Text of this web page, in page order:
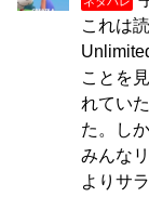
これは
ことを
れてい
た。し
みんな
よりサ